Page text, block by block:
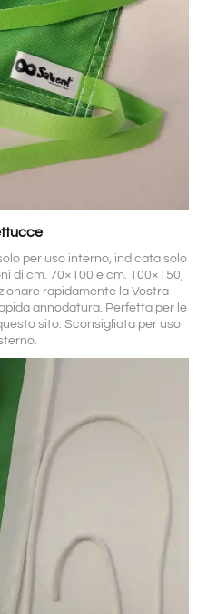
per uso interno, indicata solo
di cm. 70×100 e cm. 100×150,
rapidamente la Vostra
annodatura. Perfetta per le
sito. Sconsigliata per uso